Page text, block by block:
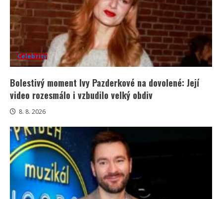
Celebrity
Bolestivý moment Ivy Pazderkové na dovolené: Její
video rozesmálo i vzbudilo velký obdiv
8. 8. 2026